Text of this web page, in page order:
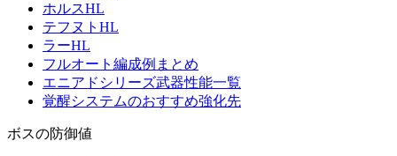
ホルスHL
テフヌトHL
ラーHL
フルオート編成例まとめ
エニアドシリーズ武器性能一覧
覚醒システムのおすすめ強化先
ボスの防御値